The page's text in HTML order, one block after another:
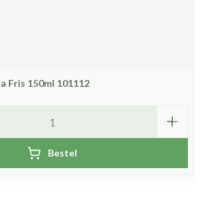
Fris 150ml 101112
Bestel